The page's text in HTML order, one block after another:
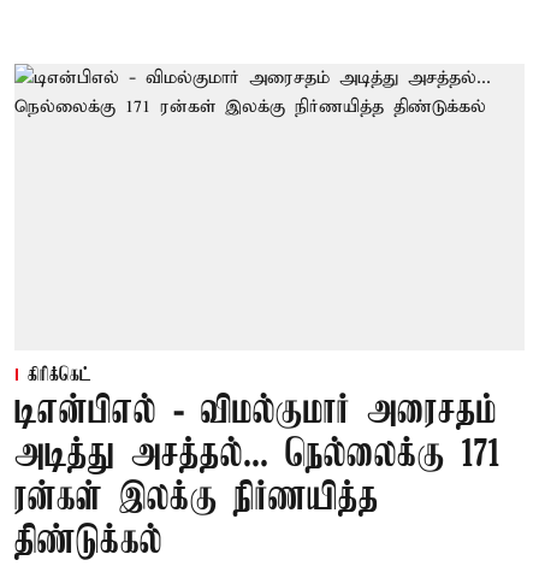
கிரிக்கெட்
டிஎன்பிஎல் - விமல்குமார் அரைசதம்
அடித்து அசத்தல்... நெல்லைக்கு 171
ரன்கள் இலக்கு நிர்ணயித்த
திண்டுக்கல்